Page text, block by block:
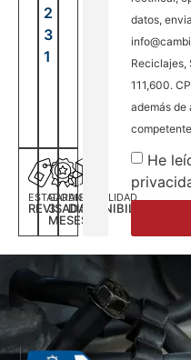
ESTADO
REVISADA
GARANTÍA
3
MESES
DISPONILIDAD
DISPONIBILIDAD
2
3
1
datos,
Reciclajes,
111,600.
además de
He